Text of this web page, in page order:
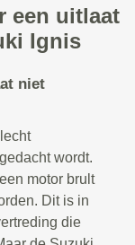
een uitlaat
Ignis
niet
wordt.
motor brult
Dit is in
die